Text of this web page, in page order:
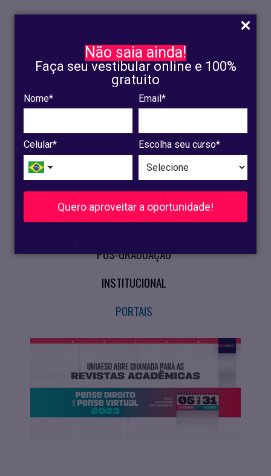
Não saia ainda!
Faça seu vestibular online e 100%
gratuito
Nome* Email*
Celular* Escolha seu curso*
Quero aproveitar a oportunidade!
.
INSCRIÇÃO
OLINDA
RECIFE
VESTIBULAR
CURSOS PRESENCIAIS
PÓS-GRADUAÇÃO
INSTITUCIONAL
PORTAIS